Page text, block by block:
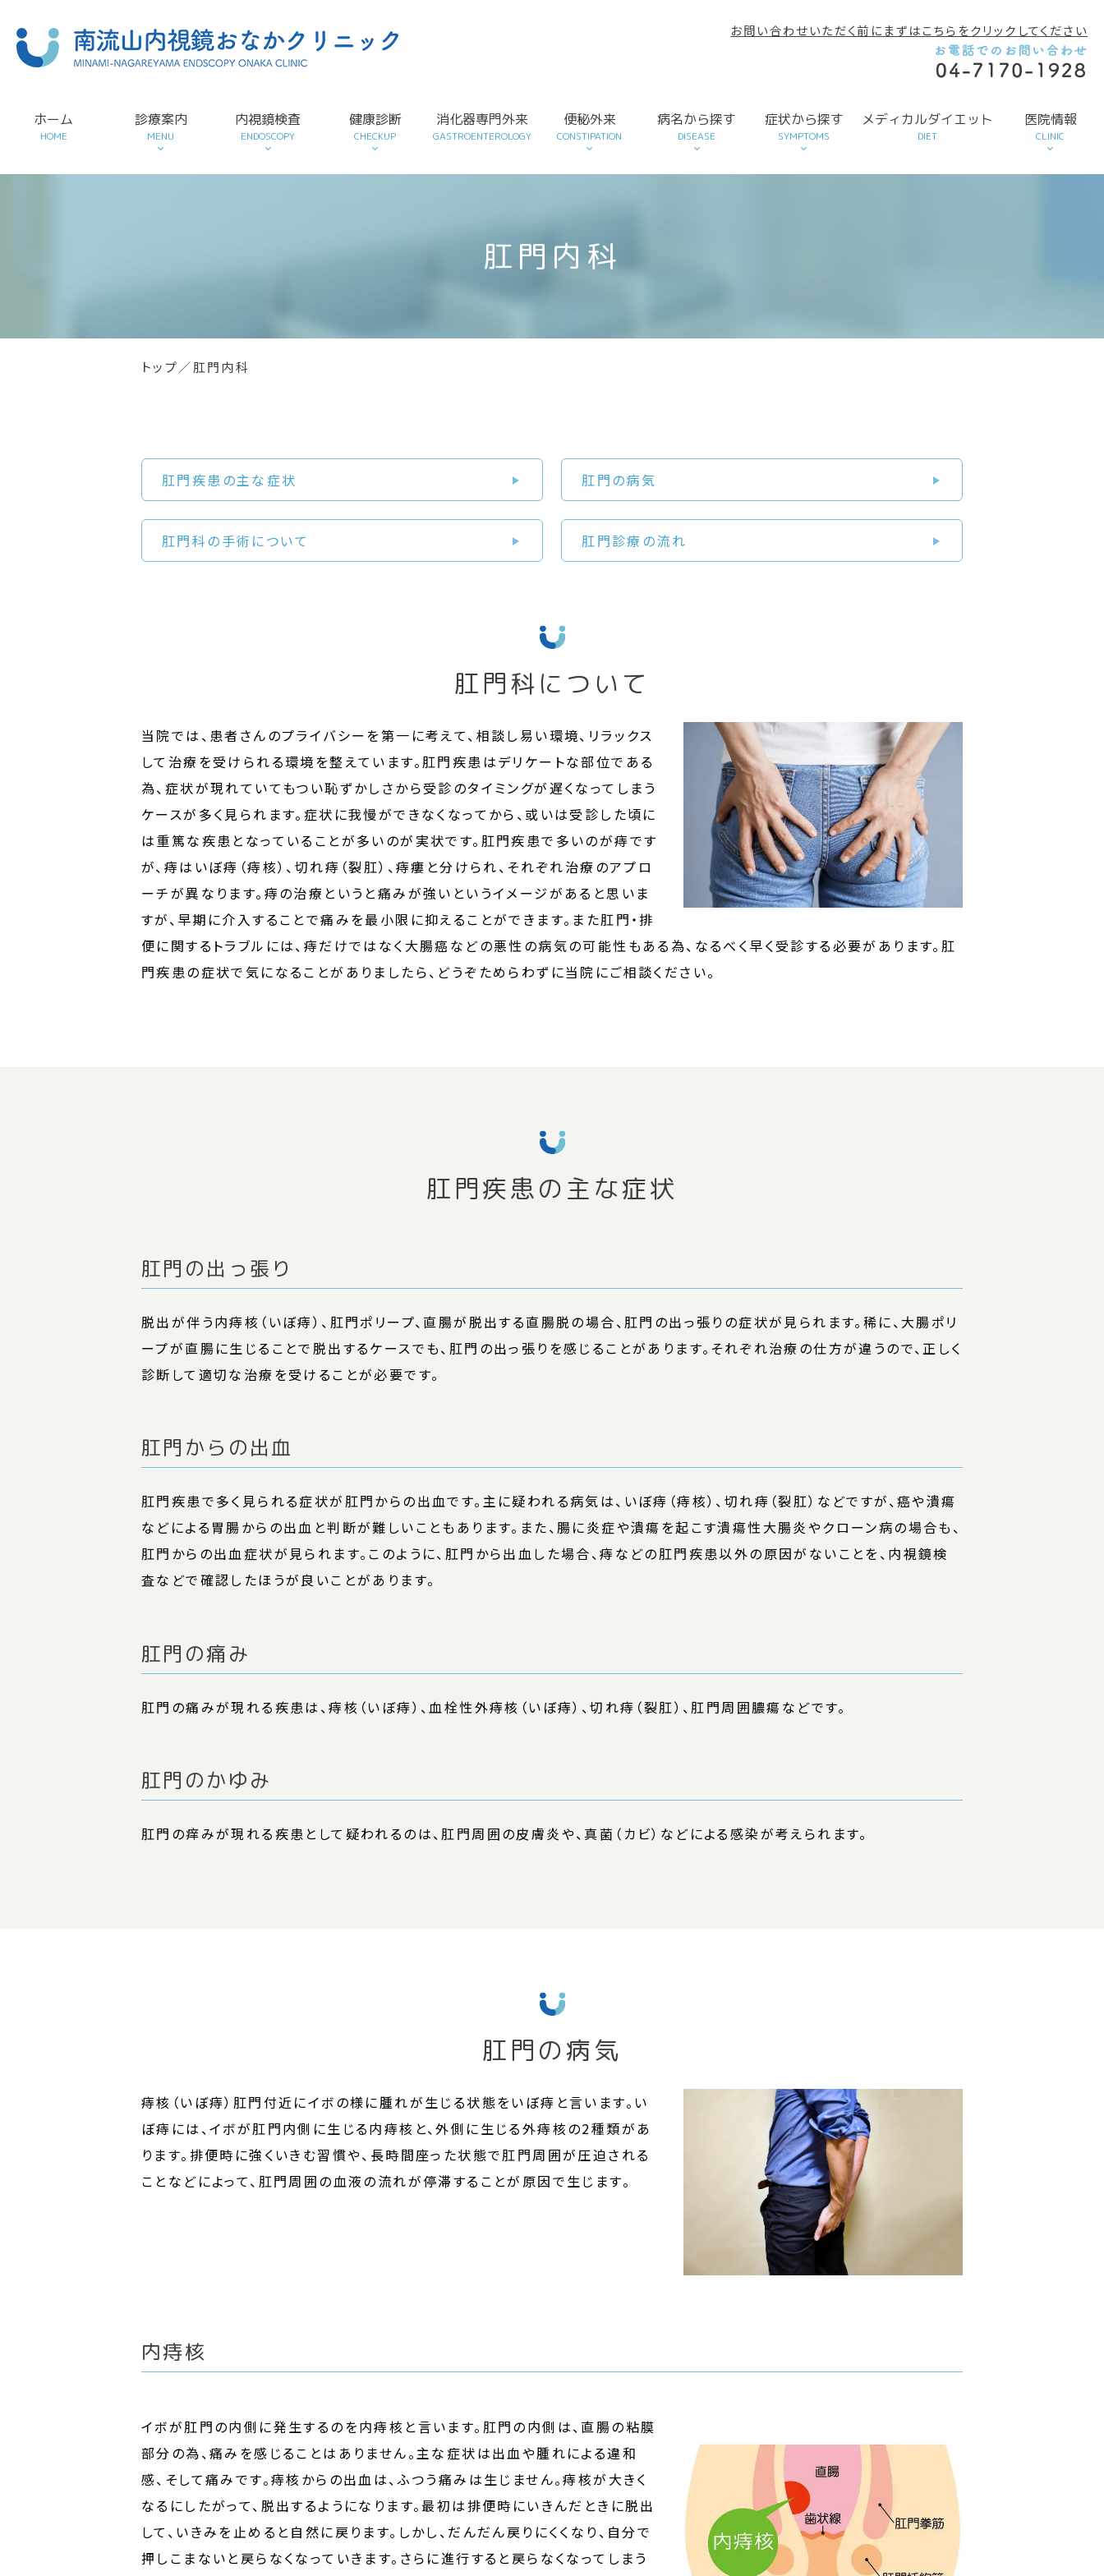
お問い合わせいただく前にまずはこちらをクリックしてください
ホーム
HOME
診療案内
MENU
内視鏡検査
ENDOSCOPY
健康診断
CHECKUP
消化器専門外来
GASTROENTEROLOGY
便秘外来
CONSTIPATION
病名から探す
DISEASE
症状から探す
SYMPTOMS
メディカルダイエット
DIET
医院情報
CLINIC
肛門内科
トップ／肛門内科
肛門疾患の主な症状 肛門の病気
肛門科の手術について 肛門診療の流れ
肛門科について
当院では、患者さんのプライバシーを第一に考えて、相談し易い環境、リラックス
して治療を受けられる環境を整えています。肛門疾患はデリケートな部位である
為、症状が現れていてもつい恥ずかしさから受診のタイミングが遅くなってしまう
ケースが多く見られます。症状に我慢ができなくなってから、或いは受診した頃に
は重篤な疾患となっていることが多いのが実状です。肛門疾患で多いのが痔です
が、痔はいぼ痔（痔核）、切れ痔（裂肛）、痔瘻と分けられ、それぞれ治療のアプロ
ーチが異なります。痔の治療というと痛みが強いというイメージがあると思いま
すが、早期に介入することで痛みを最小限に抑えることができます。また肛門・排
便に関するトラブルには、痔だけではなく大腸癌などの悪性の病気の可能性もある為、なるべく早く受診する必要があります。肛
門疾患の症状で気になることがありましたら、どうぞためらわずに当院にご相談ください。
肛門疾患の主な症状
肛門の出っ張り
脱出が伴う内痔核（いぼ痔）、肛門ポリープ、直腸が脱出する直腸脱の場合、肛門の出っ張りの症状が見られます。稀に、大腸ポリ
ープが直腸に生じることで脱出するケースでも、肛門の出っ張りを感じることがあります。それぞれ治療の仕方が違うので、正しく
診断して適切な治療を受けることが必要です。
肛門からの出血
肛門疾患で多く見られる症状が肛門からの出血です。主に疑われる病気は、いぼ痔（痔核）、切れ痔（裂肛）などですが、癌や潰瘍
などによる胃腸からの出血と判断が難しいこともあります。また、腸に炎症や潰瘍を起こす潰瘍性大腸炎やクローン病の場合も、
肛門からの出血症状が見られます。このように、肛門から出血した場合、痔などの肛門疾患以外の原因がないことを、内視鏡検
査などで確認したほうが良いことがあります。
肛門の痛み
肛門の痛みが現れる疾患は、痔核（いぼ痔）、血栓性外痔核（いぼ痔）、切れ痔（裂肛）、肛門周囲膿瘍などです。
肛門のかゆみ
肛門の痒みが現れる疾患として疑われるのは、肛門周囲の皮膚炎や、真菌（カビ）などによる感染が考えられます。
肛門の病気
痔核（いぼ痔）肛門付近にイボの様に腫れが生じる状態をいぼ痔と言います。い
ぼ痔には、イボが肛門内側に生じる内痔核と、外側に生じる外痔核の2種類があ
ります。排便時に強くいきむ習慣や、長時間座った状態で肛門周囲が圧迫される
ことなどによって、肛門周囲の血液の流れが停滞することが原因で生じます。
内痔核
イボが肛門の内側に発生するのを内痔核と言います。肛門の内側は、直腸の粘膜
部分の為、痛みを感じることはありません。主な症状は出血や腫れによる違和
感、そして痛みです。痔核からの出血は、ふつう痛みは生じません。痔核が大きく
なるにしたがって、脱出するようになります。最初は排便時にいきんだときに脱出
して、いきみを止めると自然に戻ります。しかし、だんだん戻りにくくなり、自分で
押しこまないと戻らなくなっていきます。さらに進行すると戻らなくなってしまう